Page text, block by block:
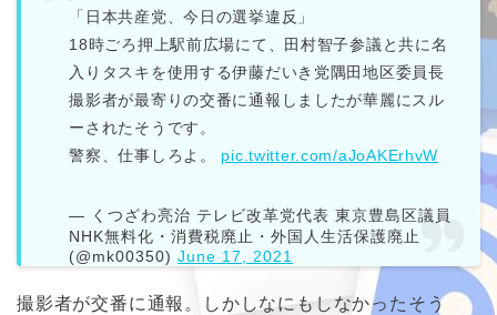
「日本共産党、今日の選挙違反」
18時ごろ押上駅前広場にて、田村智子参議と共に名
入りタスキを使用する伊藤だいき党隅田地区委員長
撮影者が最寄りの交番に通報しましたが華麗にスル
ーされたそうです。
警察、仕事しろよ。 pic.twitter.com/aJoAKErhvW
— くつざわ亮治 テレビ改革党代表 東京豊島区議員
NHK無料化・消費税廃止・外国人生活保護廃止
(@mk00350)June 17, 2021
撮影者が交番に通報。しかしなにもしなかったそう